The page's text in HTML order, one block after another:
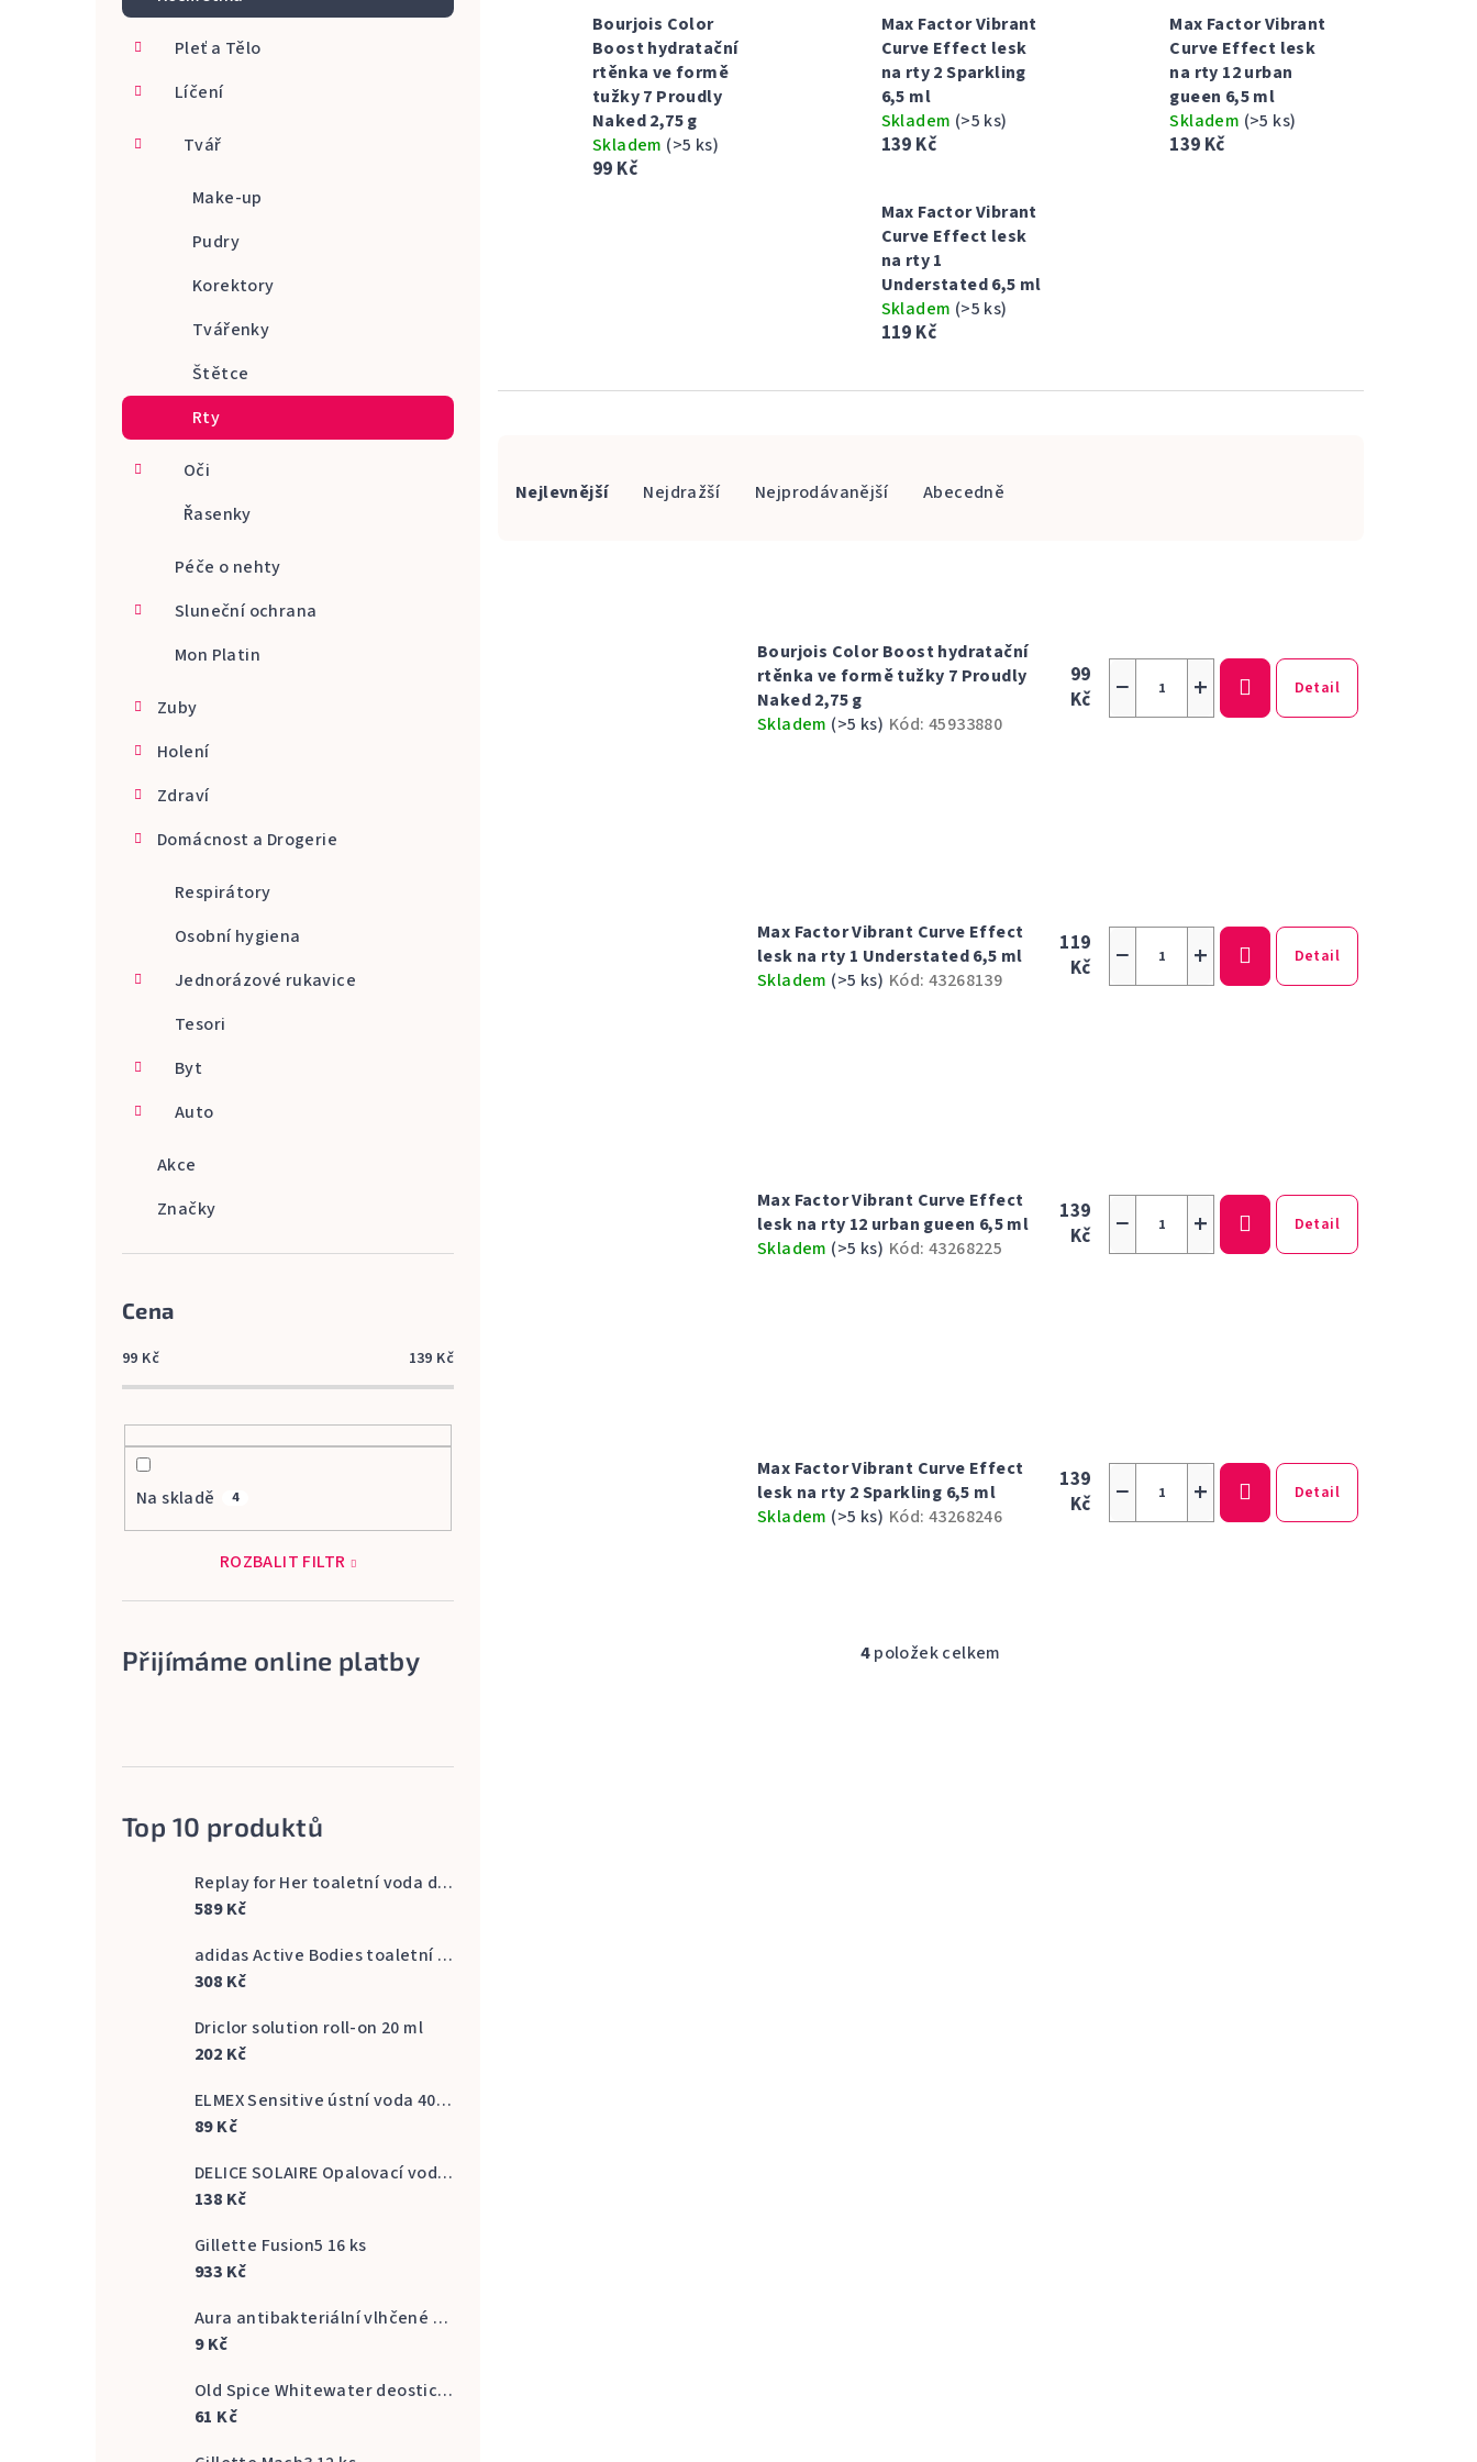
Pleť a Tělo
Líčení
Tvář
Make-up
Pudry
Korektory
Tvářenky
Štětce
Rty
Oči
Řasenky
Péče o nehty
Sluneční ochrana
Mon Platin
Zuby
Holení
Zdraví
Domácnost a Drogerie
Respirátory
Osobní hygiena
Jednorázové rukavice
Tesori
Byt
Auto
Akce
Značky
Cena
99 Kč 139 Kč
Na skladě 4
ROZBALIT FILTR
Přijímáme online platby
Top 10 produktů
Replay for Her toaletní voda dámská 60 ml
589 Kč
adidas Active Bodies toaletní voda pánská 100 ml
308 Kč
Driclor solution roll-on 20 ml
202 Kč
ELMEX Sensitive ústní voda 400 ml
89 Kč
DELICE SOLAIRE Opalovací voda Fresh Bronze s vůní kokosu 500 ml
138 Kč
Gillette Fusion5 16 ks
933 Kč
Aura antibakteriální vlhčené ubrousky na ruce 20 ks
9 Kč
Old Spice Whitewater deostick 50 ml
61 Kč
Bourjois Color
Boost hydratační
rtěnka ve formě
tužky 7 Proudly
Naked 2,75 g
Skladem (>5 ks)
99 Kč
Max Factor Vibrant
Curve Effect lesk
na rty 2 Sparkling
6,5 ml
Skladem (>5 ks)
139 Kč
Max Factor Vibrant
Curve Effect lesk
na rty 12 urban
gueen 6,5 ml
Skladem (>5 ks)
139 Kč
Max Factor Vibrant
Curve Effect lesk
na rty 1
Understated 6,5 ml
Skladem (>5 ks)
119 Kč
aNejlevnější Nejdražší Nejprodávanější Abecedně
Bourjois Color Boost hydratační
rtěnka ve formě tužky 7 Proudly
Naked 2,75 g
Skladem (>5 ks) Kód:45933880
99
Kč
+
− Detail
Max Factor Vibrant Curve Effect
lesk na rty 1 Understated 6,5 ml
Skladem (>5 ks) Kód:43268139
119
Kč
+
− Detail
Max Factor Vibrant Curve Effect
lesk na rty 12 urban gueen 6,5 ml
Skladem (>5 ks) Kód:43268225
139
Kč
+
− Detail
Max Factor Vibrant Curve Effect
lesk na rty 2 Sparkling 6,5 ml
Skladem (>5 ks) Kód:43268246
139
Kč
+
− Detail
O
4položek celkem